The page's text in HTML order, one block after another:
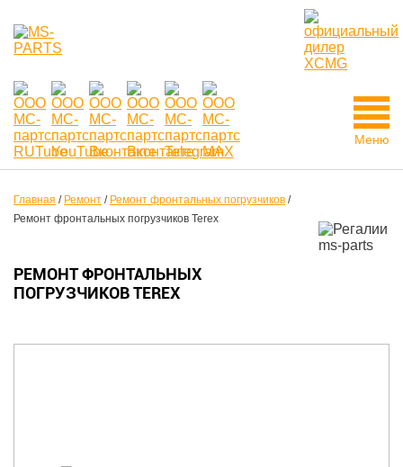
Меню
Главная / Ремонт / Ремонт фронтальных погрузчиков /
Ремонт фронтальных погрузчиков Terex
РЕМОНТ ФРОНТАЛЬНЫХ
ПОГРУЗЧИКОВ TEREX